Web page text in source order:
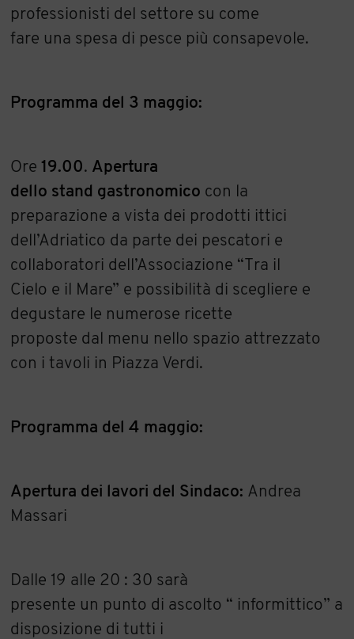
professionisti del settore su come
fare una spesa di pesce più consapevole.
Programma del 3 maggio:
Ore 19.00. Apertura
dello stand gastronomico con la
preparazione a vista dei prodotti ittici
dell’Adriatico da parte dei pescatori e
collaboratori dell’Associazione “Tra il
Cielo e il Mare” e possibilità di scegliere e
degustare le numerose ricette
proposte dal menu nello spazio attrezzato
con i tavoli in Piazza Verdi.
Programma del 4 maggio:
Apertura dei lavori del Sindaco: Andrea
Massari
Dalle 19 alle 20 : 30 sarà
presente un punto di ascolto “ informittico” a
disposizione di tutti i